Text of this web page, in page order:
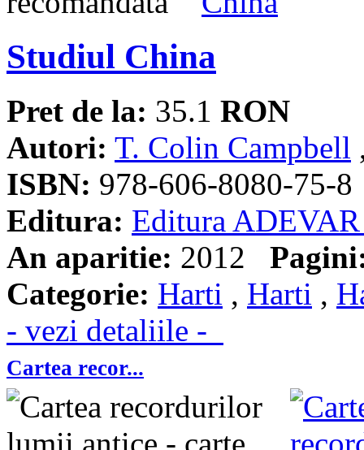
Studiul China
Pret de la: 35.1 RON
Autori: T. Colin Campbell
ISBN: 978-606-8080-75-8
Editura: Editura
An aparitie: 2012
Categorie: Harti , Harti ,
- vezi detaliile -
Cartea recor...